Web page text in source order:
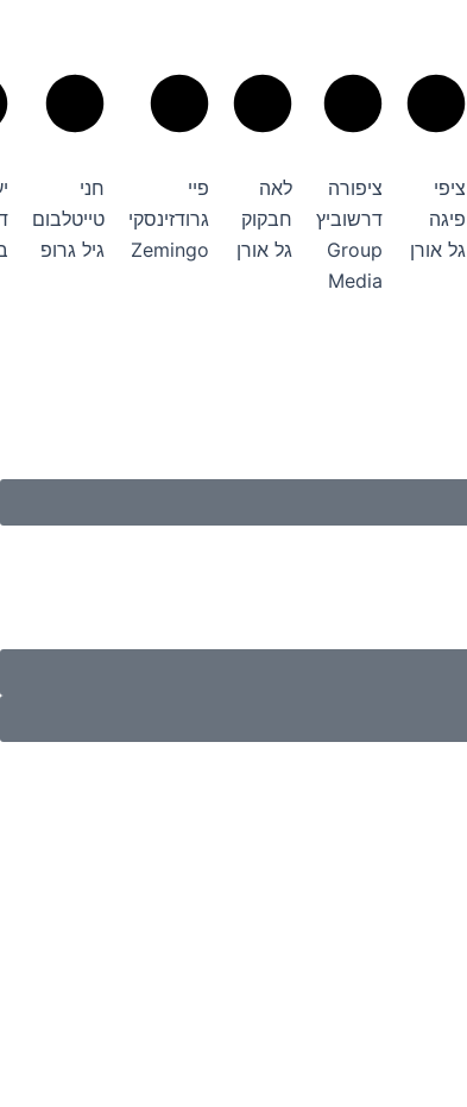
ציפי
פיגה
גל אורן
ציפורה
דרשוביץ
Group
Media
לאה
חבקוק
גל אורן
פיי
גרודזינסקי
Zemingo
חני
טייטלבום
גיל גרופ